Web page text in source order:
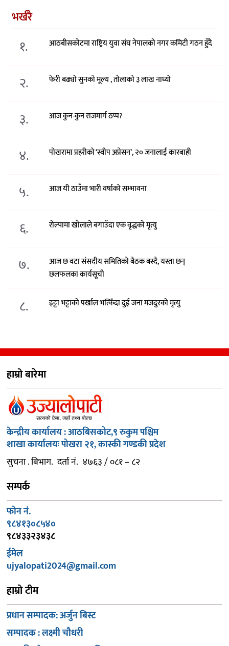
भर्खरै
१. आठबीसकोटमा राष्ट्रिय युवा संघ नेपालको नगर कमिटी गठन हुँदै
२. फेरी बढ्यो सुनको मूल्य , तोलाको ३ लाख नाघ्यो
३. आज कुन-कुन राजमार्ग ठप्प?
४. पोखरामा प्रहरीको ‘स्वीप अप्रेसन’, २० जनालाई कारबाही
५. आज यी ठाउँमा भारी वर्षाको सम्भावना
६. रोल्पामा खोलाले बगाउँदा एक वृद्धको मृत्यु
७.
आज छ वटा संसदीय समितिको बैठक बस्दै, यस्ता छन्
छलफलका कार्यसूची
८. इट्टा भट्टाको पर्खाल भत्किँदा दुई जना मजदुरको मृत्यु
हाम्रो बारेमा
केन्द्रीय कार्यालय : आठबिसकोट,९ रुकुम पश्चिम
शाखा कार्यालयः पोखरा २१, कास्की गण्डकी प्रदेश
सुचना . बिभाग. दर्ता नं. ४७६३ / ०८१ – ८२
सम्पर्क
फोन नं.
९८४१३०८५४०
९८४३३२३४३८
ईमेल
ujyalopati2024@gmail.com
हाम्रो टीम
प्रधान सम्पादक: अर्जुन बिस्ट
सम्पादक : लक्ष्मी चौधरी